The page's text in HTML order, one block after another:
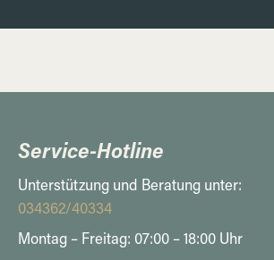
Service-Hotline
Unterstützung und Beratung unter:
034362/40334
Montag – Freitag: 07:00 – 18:00 Uhr